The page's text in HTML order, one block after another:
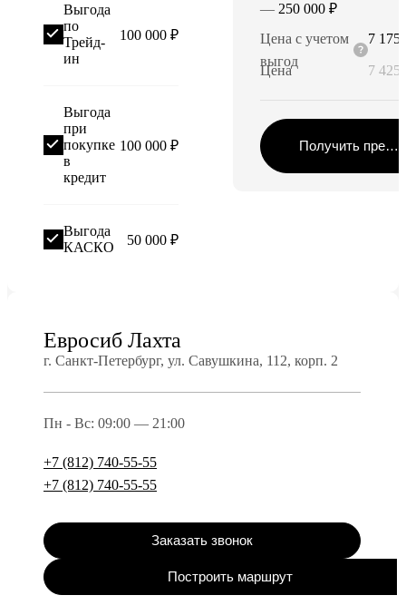
100 000 ₽
Выгода
по
Трейд-
ин
100 000 ₽
Выгода
при
покупке
в
кредит
50 000 ₽
Выгода
КАСКО
— 250 000 ₽
Цена с учетом
выгод
7 175
Цена 7 425
Получить
Евросиб Лахта
г. Санкт-Петербург, ул. Савушкина, 112, корп. 2
Пн - Вс: 09:00 — 21:00
+7 (812) 740-55-55
+7 (812) 740-55-55
Заказать звонок
Построить маршрут